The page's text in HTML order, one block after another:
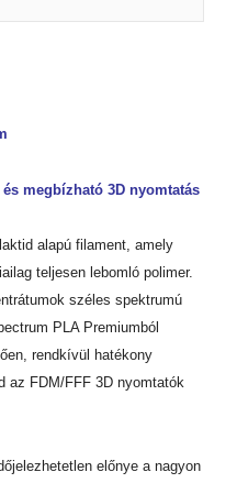
megbízható 3D nyomtatás
alapú filament, amely
teljesen lebomló polimer.
széles spektrumú
PLA Premiumból
rendkívül hatékony
az FDM/FFF 3D nyomtatók
előnye a nagyon